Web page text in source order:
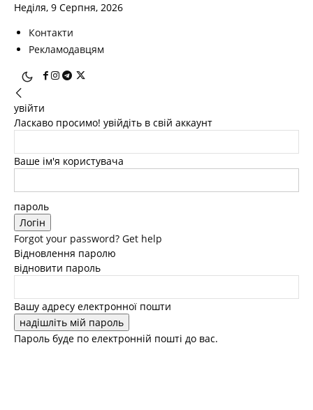
Неділя, 9 Серпня, 2026
Контакти
Рекламодавцям
увійти
Ласкаво просимо! увійдіть в свій аккаунт
Ваше ім'я користувача
пароль
Forgot your password? Get help
Відновлення паролю
відновити пароль
Вашу адресу електронної пошти
Пароль буде по електронній пошті до вас.